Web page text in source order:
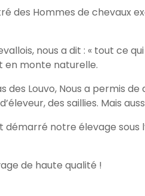
des Hommes de chevaux
nous a dit : « tout ce
en monte naturelle.
des Louvo, Nous a permis
des saillies. Mais
démarré notre élevage
de haute qualité !